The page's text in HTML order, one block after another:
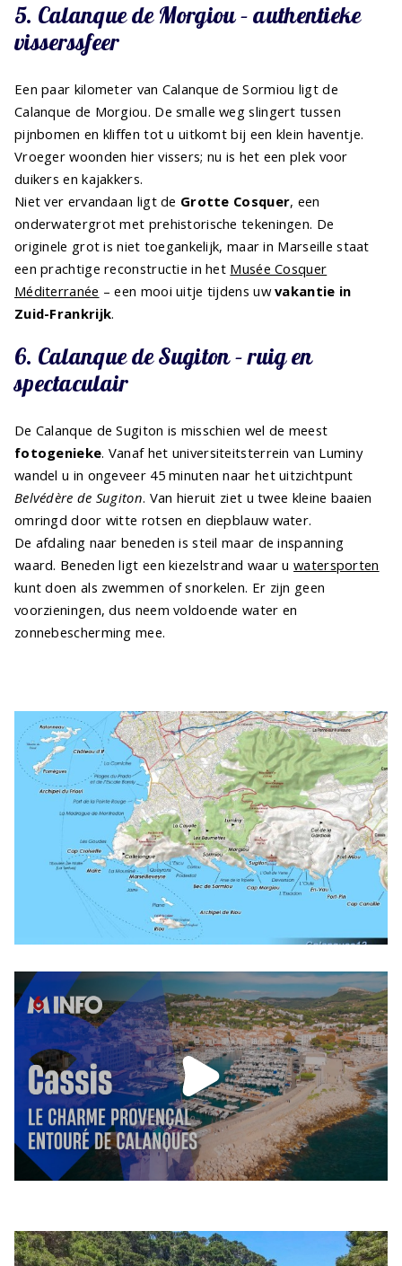
5. Calanque de Morgiou – authentieke
visserssfeer
Een paar kilometer van Calanque de Sormiou ligt de
Calanque de Morgiou. De smalle weg slingert tussen
pijnbomen en kliffen tot u uitkomt bij een klein haventje.
Vroeger woonden hier vissers; nu is het een plek voor
duikers en kajakkers.
Niet ver ervandaan ligt de Grotte Cosquer, een
onderwatergrot met prehistorische tekeningen. De
originele grot is niet toegankelijk, maar in Marseille staat
een prachtige reconstructie in het Musée Cosquer
Méditerranée – een mooi uitje tijdens uwvakantie in
Zuid-Frankrijk.
6. Calanque de Sugiton – ruig en
spectaculair
De Calanque de Sugiton is misschien wel de meest
fotogenieke. Vanaf het universiteitsterrein van Luminy
wandel u in ongeveer 45 minuten naar het uitzichtpunt
Belvédère de Sugiton. Van hieruit ziet u twee kleine baaien
omringd door witte rotsen en diepblauw water.
De afdaling naar beneden is steil maar de inspanning
waard. Beneden ligt een kiezelstrand waar uwatersporten
kunt doen als zwemmen of snorkelen. Er zijn geen
voorzieningen, dus neem voldoende water en
zonnebescherming mee.